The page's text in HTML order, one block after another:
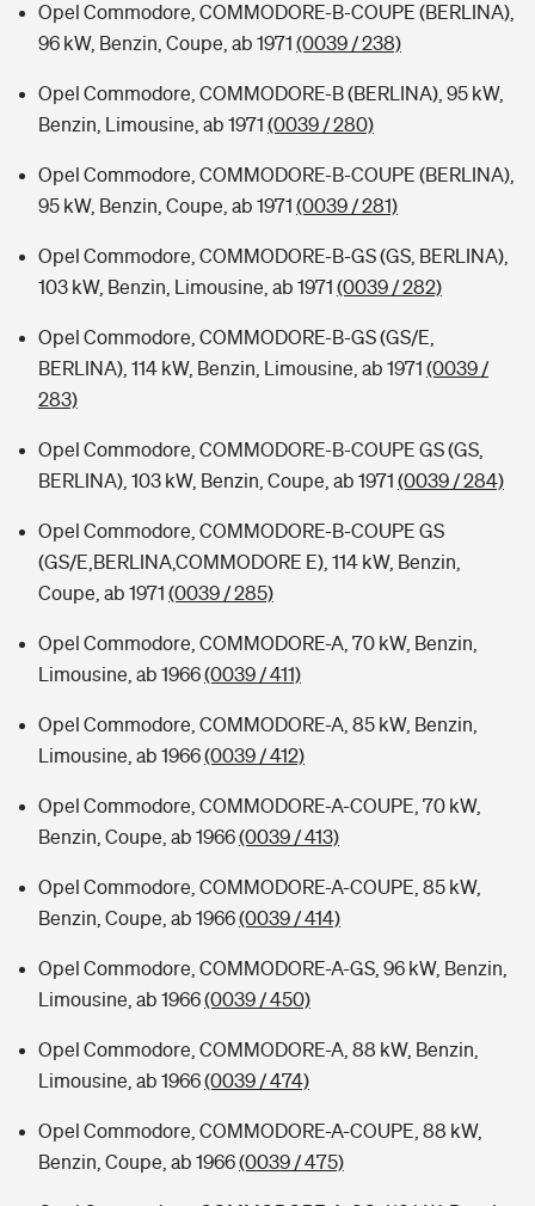
Opel Commodore, COMMODORE-B-COUPE (BERLINA),
96 kW, Benzin, Coupe, ab 1971 (0039 / 238)
Opel Commodore, COMMODORE-B (BERLINA), 95 kW,
Benzin, Limousine, ab 1971 (0039 / 280)
Opel Commodore, COMMODORE-B-COUPE (BERLINA),
95 kW, Benzin, Coupe, ab 1971 (0039 / 281)
Opel Commodore, COMMODORE-B-GS (GS, BERLINA),
103 kW, Benzin, Limousine, ab 1971 (0039 / 282)
Opel Commodore, COMMODORE-B-GS (GS/E,
BERLINA), 114 kW, Benzin, Limousine, ab 1971 (0039 /
283)
Opel Commodore, COMMODORE-B-COUPE GS (GS,
BERLINA), 103 kW, Benzin, Coupe, ab 1971 (0039 / 284)
Opel Commodore, COMMODORE-B-COUPE GS
(GS/E,BERLINA,COMMODORE E), 114 kW, Benzin,
Coupe, ab 1971 (0039 / 285)
Opel Commodore, COMMODORE-A, 70 kW, Benzin,
Limousine, ab 1966(0039 / 411)
Opel Commodore, COMMODORE-A, 85 kW, Benzin,
Limousine, ab 1966(0039 / 412)
Opel Commodore, COMMODORE-A-COUPE, 70 kW,
Benzin, Coupe, ab 1966(0039 / 413)
Opel Commodore, COMMODORE-A-COUPE, 85 kW,
Benzin, Coupe, ab 1966(0039 / 414)
Opel Commodore, COMMODORE-A-GS, 96 kW, Benzin,
Limousine, ab 1966(0039 / 450)
Opel Commodore, COMMODORE-A, 88 kW, Benzin,
Limousine, ab 1966(0039 / 474)
Opel Commodore, COMMODORE-A-COUPE, 88 kW,
Benzin, Coupe, ab 1966(0039 / 475)